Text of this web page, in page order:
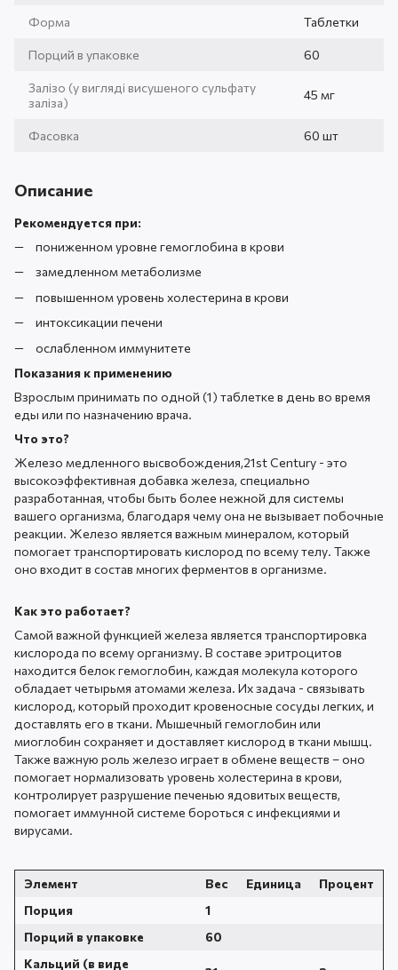
Форма Таблетки
Порций в упаковке 60
Залізо (у вигляді висушеного сульфату
заліза)
45 мг
Фасовка 60 шт
Описание
Рекомендуется при:
пониженном уровне гемоглобина в крови
замедленном метаболизме
повышенном уровень холестерина в крови
интоксикации печени
ослабленном иммунитете
Показания к применению
Взрослым принимать по одной (1) таблетке в день во время
еды или по назначению врача.
Что это?
Железо медленного высвобождения,21st Century - это
высокоэффективная добавка железа, специально
разработанная, чтобы быть более нежной для системы
вашего организма, благодаря чему она не вызывает побочные
реакции. Железо является важным минералом, который
помогает транспортировать кислород по всему телу. Также
оно входит в состав многих ферментов в организме.
Как это работает?
Самой важной функцией железа является транспортировка
кислорода по всему организму. В составе эритроцитов
находится белок гемоглобин, каждая молекула которого
обладает четырьмя атомами железа. Их задача - связывать
кислород, который проходит кровеносные сосуды легких, и
доставлять его в ткани. Мышечный гемоглобин или
миоглобин сохраняет и доставляет кислород в ткани мышц.
Также важную роль железо играет в обмене веществ – оно
помогает нормализовать уровень холестерина в крови,
контролирует разрушение печенью ядовитых веществ,
помогает иммунной системе бороться с инфекциями и
вирусами.
Элемент Вес Единица
Процент
Порция
1
Порций в упаковке
60
Кальций (в виде